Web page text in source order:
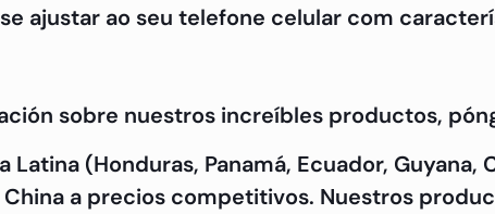
ajustar ao seu telefone celular com
sobre nuestros increíbles productos,
Latina (Honduras, Panamá, Ecuador,
a precios competitivos. Nuestros